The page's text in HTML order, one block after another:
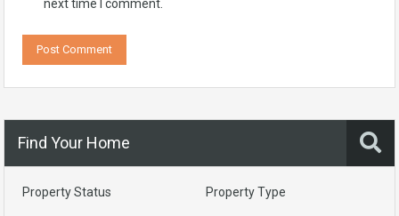
next time I comment.
Find Your Home
Property Status Property Type